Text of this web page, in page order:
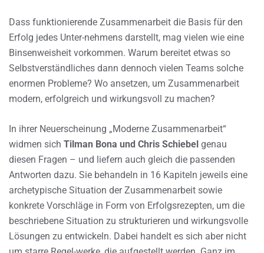
Dass funktionierende Zusammenarbeit die Basis für den
Erfolg jedes Unter-nehmens darstellt, mag vielen wie eine
Binsenweisheit vorkommen. Warum bereitet etwas so
Selbstverständliches dann dennoch vielen Teams solche
enormen Probleme? Wo ansetzen, um Zusammenarbeit
modern, erfolgreich und wirkungsvoll zu machen?
In ihrer Neuerscheinung „Moderne Zusammenarbeit“
widmen sich Tilman Bona und Chris Schiebel genau
diesen Fragen – und liefern auch gleich die passenden
Antworten dazu. Sie behandeln in 16 Kapiteln jeweils eine
archetypische Situation der Zusammenarbeit sowie
konkrete Vorschläge in Form von Erfolgsrezepten, um die
beschriebene Situation zu strukturieren und wirkungsvolle
Lösungen zu entwickeln. Dabei handelt es sich aber nicht